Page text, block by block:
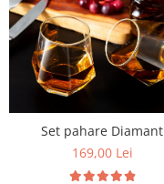
Set pahare Diamant
169,00 Lei